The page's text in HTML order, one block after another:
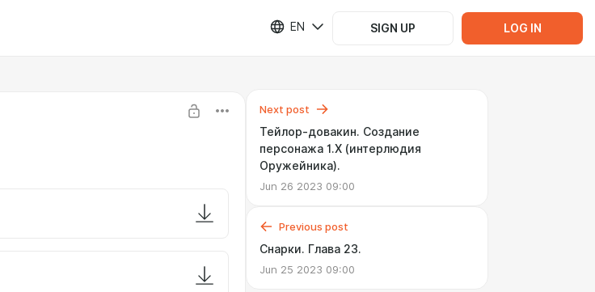
EN SIGN UP LOG IN
Next post
Тейлор-довакин. Создание
персонажа 1.Х (интерлюдия
Оружейника).
Jun 26 2023 09:00
Previous post
Снарки. Глава 23.
Jun 25 2023 09:00